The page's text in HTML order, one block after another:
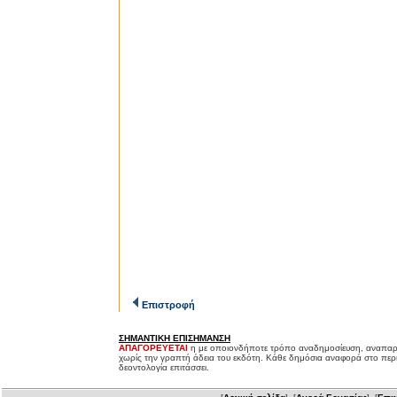
Επιστροφή
ΣΗΜΑΝΤΙΚΗ ΕΠΙΣΗΜΑΝΣΗ
ΑΠΑΓΟΡΕΥΕΤΑΙ η με οποιονδήποτε τρόπο αναδημοσίευση,
χωρίς την γραπτή άδεια του εκδότη. Κάθε δημόσια αναφορά στο
δεοντολογία επιτάσσει.